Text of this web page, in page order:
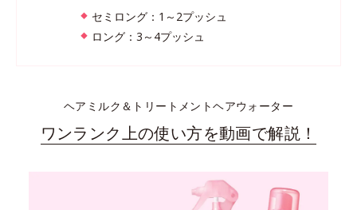
セミロング：1～2プッシュ
ロング：3～4プッシュ
ヘアミルク＆トリートメントヘアウォーター
ワンランク上の使い方を動画で解説！